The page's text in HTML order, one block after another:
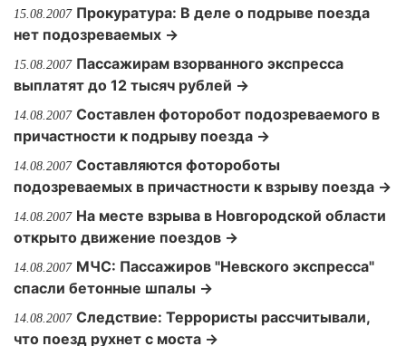
15.08.2007 Прокуратура: В деле о подрыве поезда
нет подозреваемых →
15.08.2007 Пассажирам взорванного экспресса
выплатят до 12 тысяч рублей →
14.08.2007 Составлен фоторобот подозреваемого в
причастности к подрыву поезда →
14.08.2007 Cоставляются фотороботы
подозреваемых в причастности к взрыву поезда →
14.08.2007 На месте взрыва в Новгородской области
открыто движение поездов →
14.08.2007 МЧС: Пассажиров "Невского экспресса"
спасли бетонные шпалы →
14.08.2007 Следствие: Террористы рассчитывали,
что поезд рухнет с моста →